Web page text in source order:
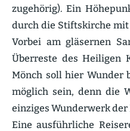
zugehörig). Ein
durch die Stifts­kirche
Vorbei am gläsernen
Überreste des Heiligen
Mönch soll hier Wunder
möglich sein, denn die
einziges Wunderwerk der
Eine ausführ­liche